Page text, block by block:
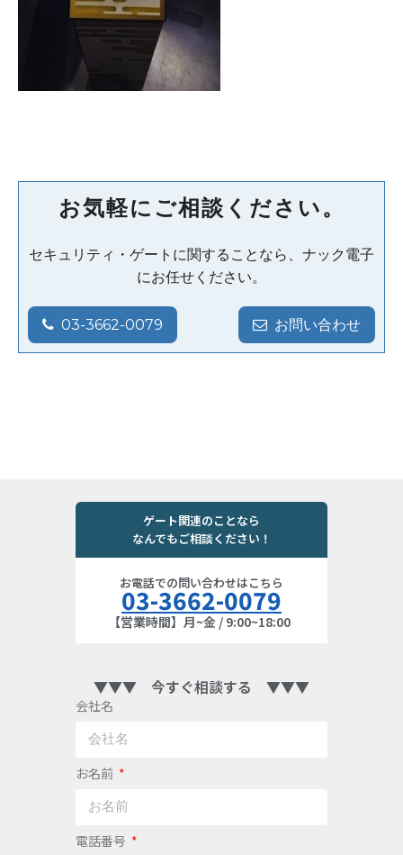
お気軽にご相談ください。
セキュリティ・ゲートに関することなら、ナック電子
にお任せください。
03-3662-0079 お問い合わせ
ゲート関連のことなら
なんでもご相談ください！
お電話での問い合わせはこちら
03-3662-0079
【営業時間】月~金 / 9:00~18:00
▼▼▼ 今すぐ相談する ▼▼▼
会社名
お名前
電話番号